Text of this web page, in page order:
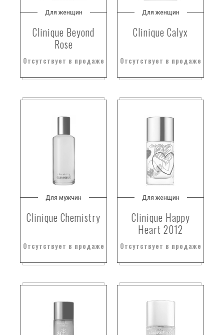
Для женщин
Clinique Beyond
Rose
Отсутствует в продаже
Для женщин
Clinique Calyx
Отсутствует в продаже
Для мужчин
Clinique Chemistry
Отсутствует в продаже
Для женщин
Clinique Happy
Heart 2012
Отсутствует в продаже